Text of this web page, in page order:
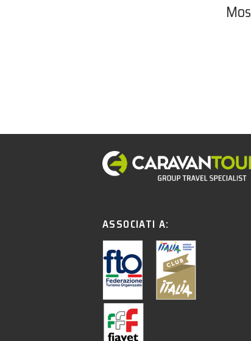
ASSOCIATI A: